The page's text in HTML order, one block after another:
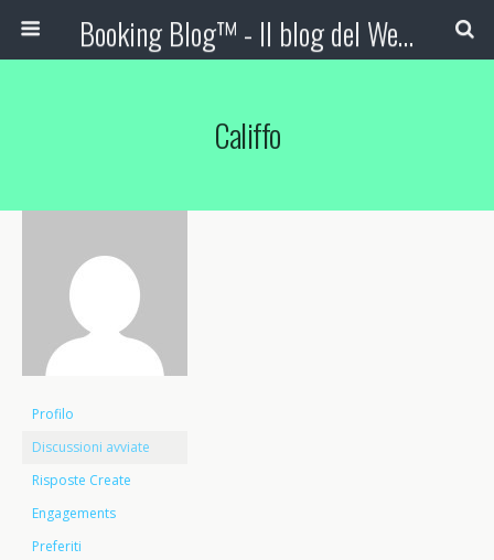
Booking Blog™ - Il blog del Web Marketing Turistico
Califfo
Profilo
Discussioni avviate
Risposte Create
Engagements
Preferiti